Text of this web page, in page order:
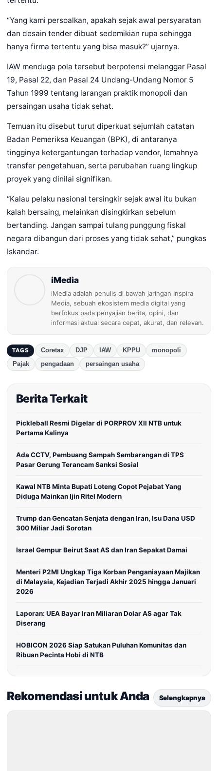
“Yang kami persoalkan, apakah sejak awal persyaratan
dan desain tender dibuat sedemikian rupa sehingga
hanya firma tertentu yang bisa masuk?” ujarnya.
IAW menduga pola tersebut berpotensi melanggar Pasal
19, Pasal 22, dan Pasal 24 Undang-Undang Nomor 5
Tahun 1999 tentang larangan praktik monopoli dan
persaingan usaha tidak sehat.
Temuan itu disebut turut diperkuat sejumlah catatan
Badan Pemeriksa Keuangan (BPK), di antaranya
tingginya ketergantungan terhadap vendor, lemahnya
transfer pengetahuan, serta perubahan ruang lingkup
proyek yang dinilai signifikan.
“Kalau pelaku nasional tersingkir sejak awal itu bukan
kalah bersaing, melainkan disingkirkan sebelum
bertanding. Jangan sampai tulang punggung fiskal
negara dibangun dari proses yang tidak sehat,” pungkas
Iskandar.
iMedia
iMedia adalah penulis di bawah jaringan Inspira
Media, sebuah ekosistem media digital yang
berfokus pada penyajian berita, opini, dan
informasi aktual secara cepat, akurat, dan relevan.
TAGS Coretax DJP IAW KPPU
monopoli
Pajak
pengadaan persaingan usaha
Berita Terkait
Pickleball Resmi Digelar di PORPROV XII NTB untuk
Pertama Kalinya
Ada CCTV, Pembuang Sampah Sembarangan di TPS
Pasar Gerung Terancam Sanksi Sosial
Kawal NTB Minta Bupati Loteng Copot Pejabat Yang
Diduga Mainkan Ijin Ritel Modern
Trump dan Gencatan Senjata dengan Iran, Isu Dana USD
300 Miliar Jadi Sorotan
Israel Gempur Beirut Saat AS dan Iran Sepakat Damai
Menteri P2MI Ungkap Tiga Korban Penganiayaan Majikan
di Malaysia, Kejadian Terjadi Akhir 2025 hingga Januari
2026
Laporan: UEA Bayar Iran Miliaran Dolar AS agar Tak
Diserang
HOBICON 2026 Siap Satukan Puluhan Komunitas dan
Ribuan Pecinta Hobi di NTB
Rekomendasi untuk Anda Selengkapnya